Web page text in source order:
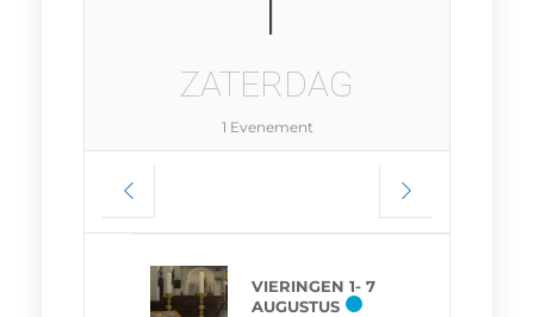
ZATERDAG
1 Evenement
VIERINGEN 1- 7
AUGUSTUS